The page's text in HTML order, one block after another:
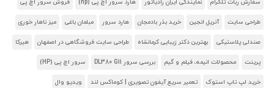
سفارش ربات تلگرام نمایندگی ایران رادیاتور هارد سرور اچ پی (hp) فروش سرور اچ پی
طراحی سایت آنریل انجین خرید بذر بادمجان هارد سرور مبلمان باغی میز ناهار خوری
صندلی پلاستیکی بهترین دکتر زیبایی کرمانشاه طراحی سایت فروشگاهی در اصفهان هیرکا
پرینت محصولات انیمه، فیلم و گیم بررسی سرور DL380 G11 سرور اچ پی (HP)
خرید لپ تاپ استوک تعمیر سریع آیفون تصویری | کوماکس لند ویدیو وال